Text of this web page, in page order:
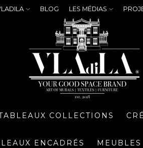
BLOG LES MÉDIAS
COLLECTIONS
ENCADRÉS MEUBLES